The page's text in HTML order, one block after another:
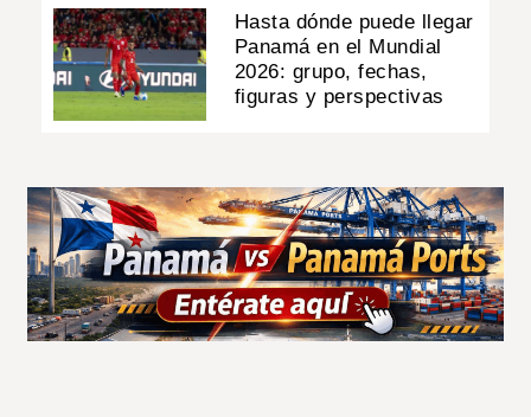
Hasta dónde puede llegar
Panamá en el Mundial
2026: grupo, fechas,
figuras y perspectivas